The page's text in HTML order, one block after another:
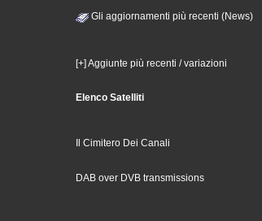
Gli aggiornamenti più recenti (News)
[+] Aggiunte più recenti / variazioni
Elenco Satelliti
Il Cimitero Dei Canali
DAB over DVB transmissions